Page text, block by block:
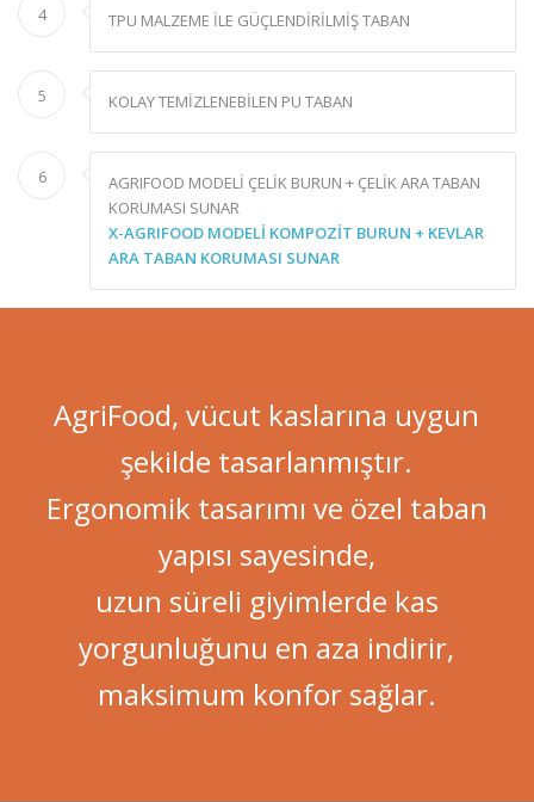
4 TPU MALZEME İLE GÜÇLENDİRİLMİŞ TABAN
5 KOLAY TEMİZLENEBİLEN PU TABAN
6
AGRIFOOD MODELİ ÇELİK BURUN + ÇELİK ARA TABAN
KORUMASI SUNAR
X-AGRIFOOD MODELİ KOMPOZİT BURUN + KEVLAR
ARA TABAN KORUMASI SUNAR
AgriFood, vücut kaslarına uygun
şekilde tasarlanmıştır.
Ergonomik tasarımı ve özel taban
yapısı sayesinde,
uzun süreli giyimlerde kas
yorgunluğunu en aza indirir,
maksimum konfor sağlar.